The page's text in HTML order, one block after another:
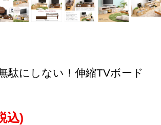
駄にしない！伸縮TVボード
込)